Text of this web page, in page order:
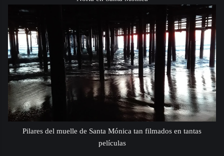
Pilares del muelle de Santa Mónica tan filmados en tantas
películas